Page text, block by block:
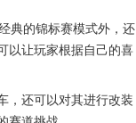
典的锦标赛模式外，还
以让玩家根据自己的喜
，还可以对其进行改装